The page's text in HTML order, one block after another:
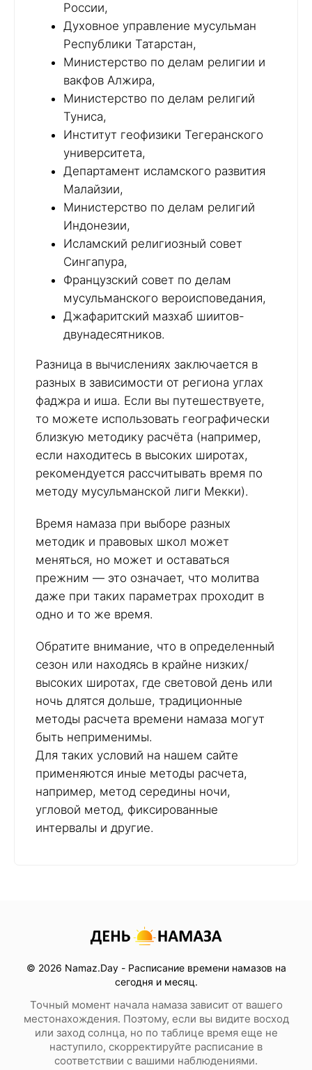
России,
Духовное управление мусульман
Республики Татарстан,
Министерство по делам религии и
вакфов Алжира,
Министерство по делам религий
Туниса,
Институт геофизики Тегеранского
университета,
Департамент исламского развития
Малайзии,
Министерство по делам религий
Индонезии,
Исламский религиозный совет
Сингапура,
Французский совет по делам
мусульманского вероисповедания,
Джафаритский мазхаб шиитов-
двунадесятников.
Разница в вычислениях заключается в
разных в зависимости от региона углах
фаджра и иша. Если вы путешествуете,
то можете использовать географически
близкую методику расчёта (например,
если находитесь в высоких широтах,
рекомендуется рассчитывать время по
методу мусульманской лиги Мекки).
Время намаза при выборе разных
методик и правовых школ может
меняться, но может и оставаться
прежним — это означает, что молитва
даже при таких параметрах проходит в
одно и то же время.
Обратите внимание, что в определенный
сезон или находясь в крайне низких/
высоких широтах, где световой день или
ночь длятся дольше, традиционные
методы расчета времени намаза могут
быть неприменимы.
Для таких условий на нашем сайте
применяются иные методы расчета,
например, метод середины ночи,
угловой метод, фиксированные
интервалы и другие.
© 2026 Namaz.Day - Расписание времени намазов на
сегодня и месяц.
Точный момент начала намаза зависит от вашего
местонахождения. Поэтому, если вы видите восход
или заход солнца, но по таблице время еще не
наступило, скорректируйте расписание в
соответствии с вашими наблюдениями.